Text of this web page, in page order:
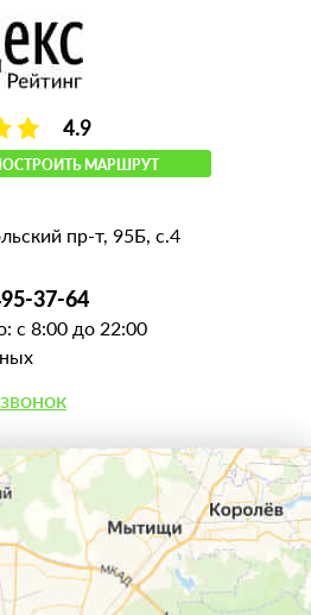
4.9
МАРШРУТ
пр-т, 95Б, с.4
37-64
с 8:00 до 22:00